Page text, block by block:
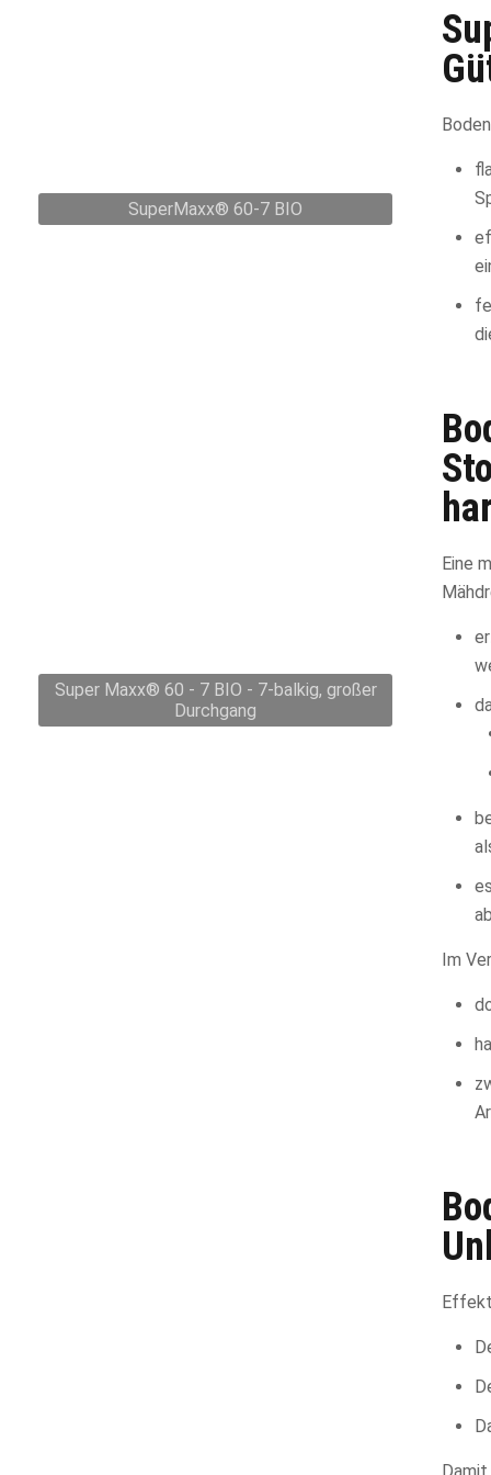
SuperMaxx® 60-7 BIO
Super Maxx® 60 - 7 BIO - 7-balkig, großer
Durchgang
Eine
Im